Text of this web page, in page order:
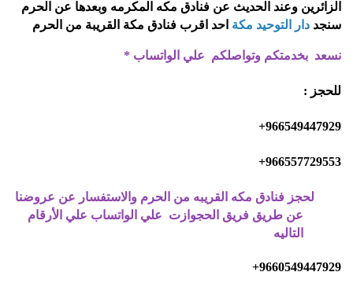
الزائرين وعند الحديث عن فنادق مكه المكرمه وبعدها عن الحرم
سنجد دار التوحيد مكة احد اقرب فنادق مكة القريبة من الحرم
نسعد بخدمتكم وتواصلكم علي الواتساب *
للحجز :
966549447929+
966557729553+
لحجز فنادق مكه القريبه من الحرم والاستفسار عن عروضنا
عن طريق فريق الحجوازت علي الواتساب علي الأرقام
التاليه
9660549447929+